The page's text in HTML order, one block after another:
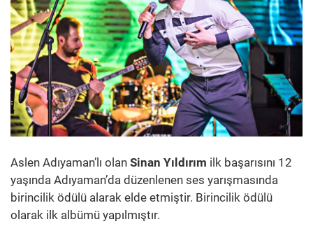
Aslen Adıyaman’lı olan Sinan Yıldırım ilk başarısını 12
yaşında Adıyaman’da düzenlenen ses yarışmasında
birincilik ödülü alarak elde etmiştir. Birincilik ödülü
olarak ilk albümü yapılmıştır.